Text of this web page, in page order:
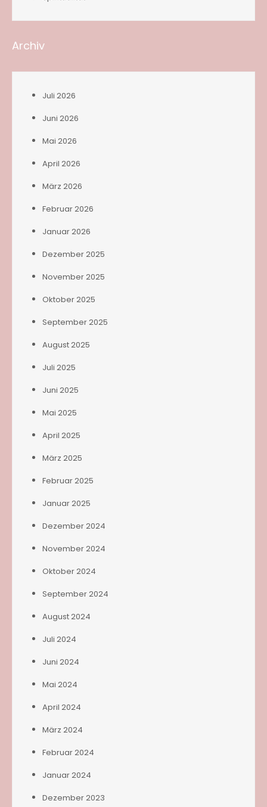
Archiv
Juli 2026
Juni 2026
Mai 2026
April 2026
März 2026
Februar 2026
Januar 2026
Dezember 2025
November 2025
Oktober 2025
September 2025
August 2025
Juli 2025
Juni 2025
Mai 2025
April 2025
März 2025
Februar 2025
Januar 2025
Dezember 2024
November 2024
Oktober 2024
September 2024
August 2024
Juli 2024
Juni 2024
Mai 2024
April 2024
März 2024
Februar 2024
Januar 2024
Dezember 2023